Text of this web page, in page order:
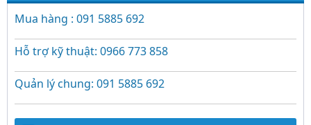
Mua hàng : 091 5885 692
Hỗ trợ kỹ thuật: 0966 773 858
Quản lý chung: 091 5885 692